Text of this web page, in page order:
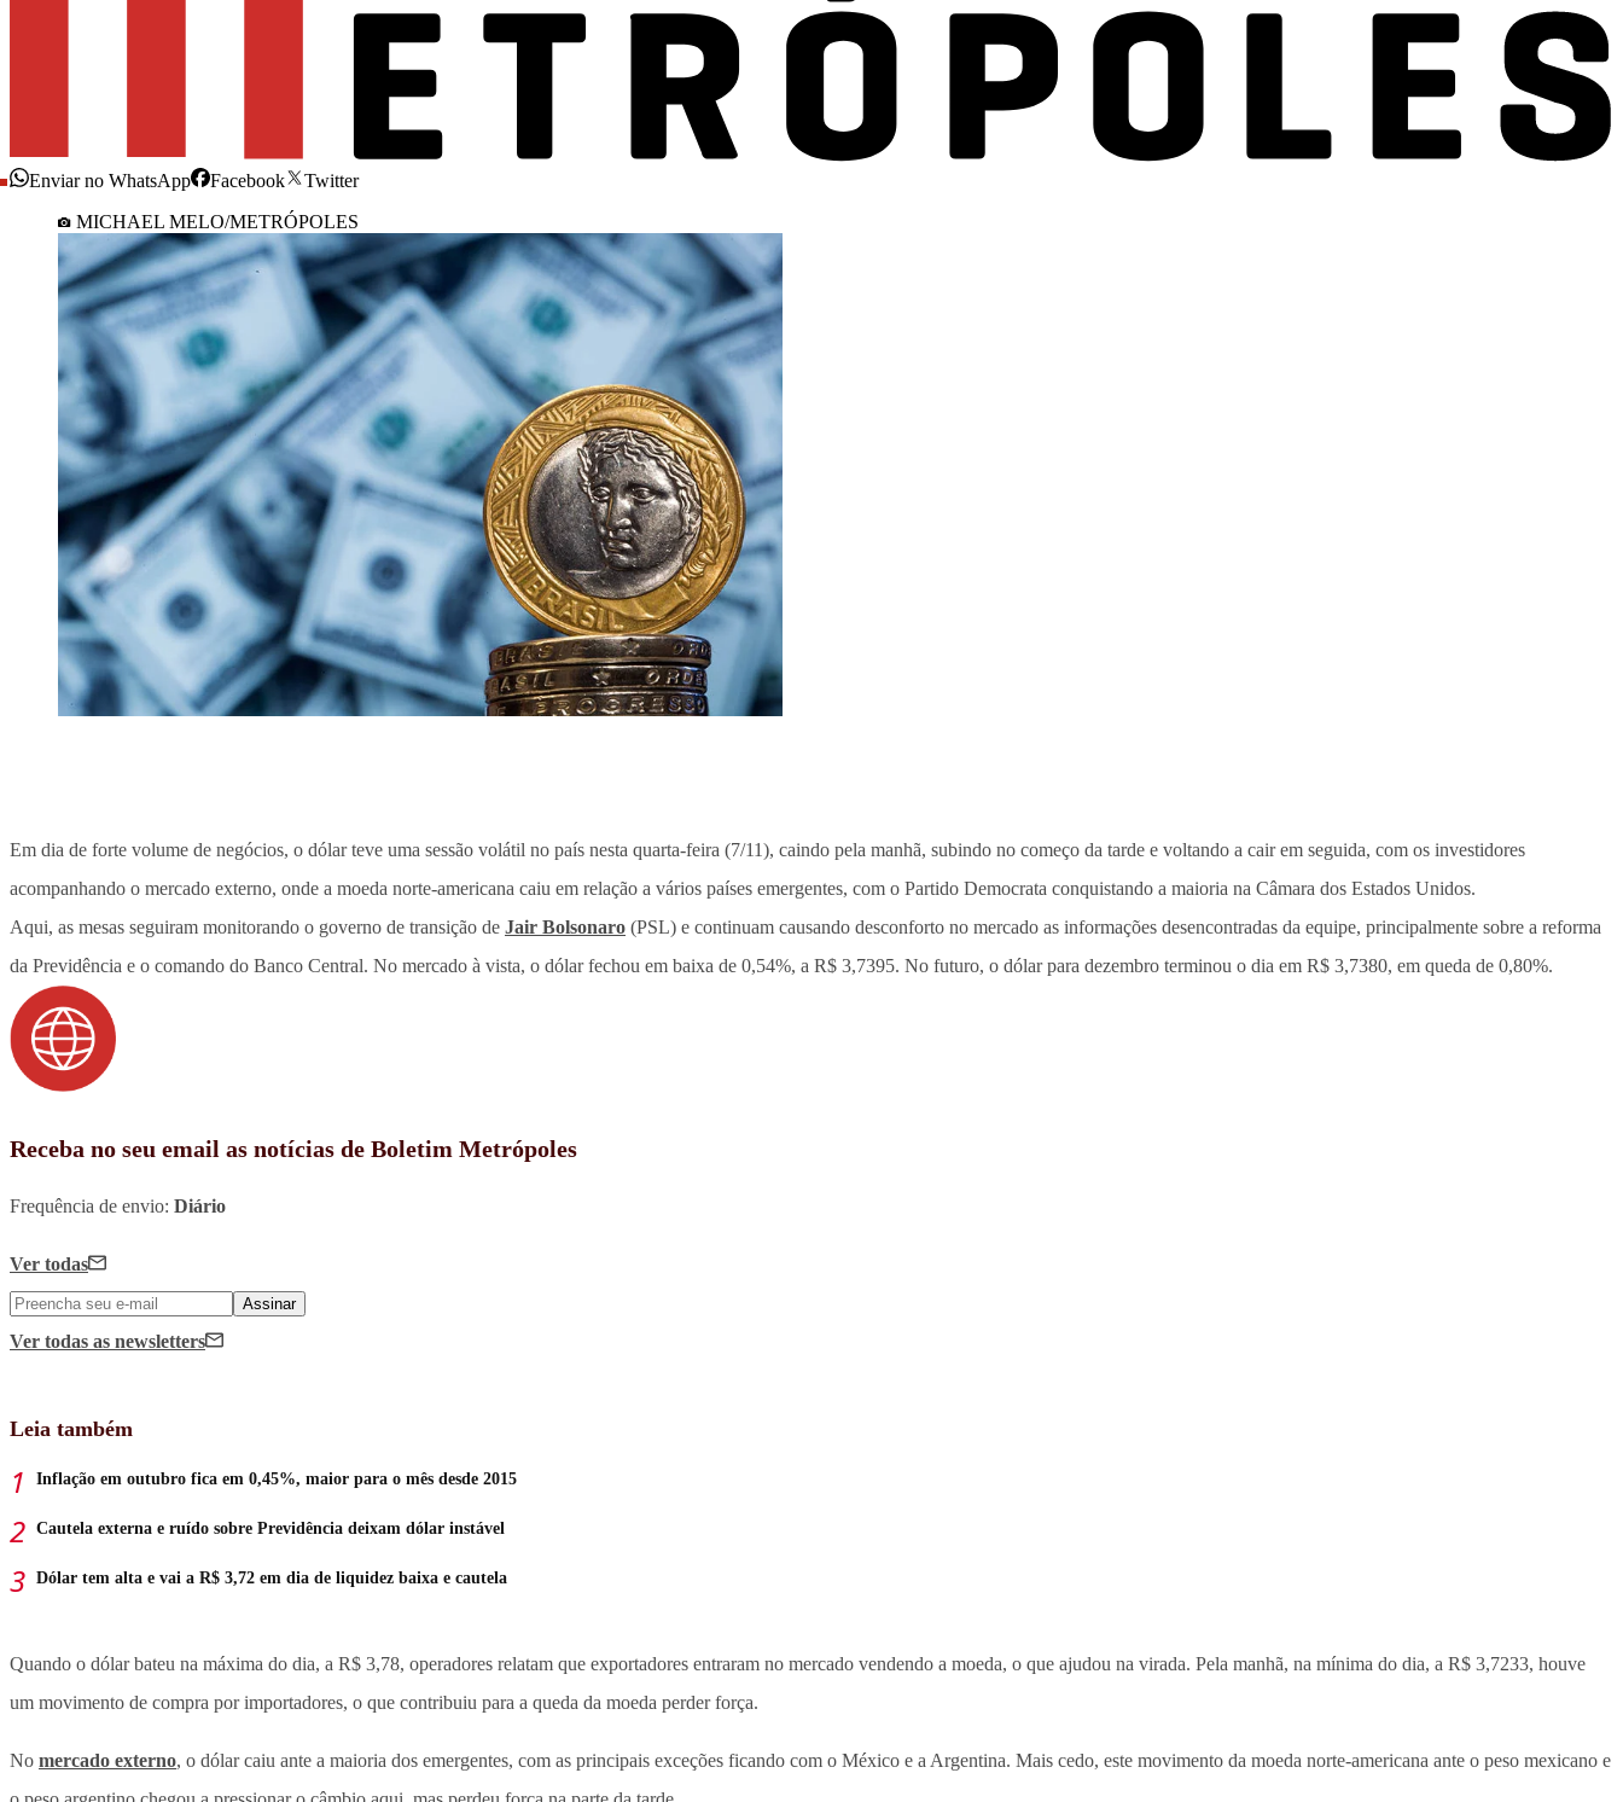
Enviar no WhatsApp Facebook
Twitter
MICHAEL MELO/METRÓPOLES
Em dia de forte volume de negócios, o dólar teve uma sessão volátil no país nesta quarta-feira (7/11), caindo pela manhã, subindo no começo da tarde e voltando a cair em seguida, com os investidores
acompanhando o mercado externo, onde a moeda norte-americana caiu em relação a vários países emergentes, com o Partido Democrata conquistando a maioria na Câmara dos Estados Unidos.
Aqui, as mesas seguiram monitorando o governo de transição de Jair Bolsonaro (PSL) e continuam causando desconforto no mercado as informações desencontradas da equipe, principalmente sobre a reforma
da Previdência e o comando do Banco Central. No mercado à vista, o dólar fechou em baixa de 0,54%, a R$ 3,7395. No futuro, o dólar para dezembro terminou o dia em R$ 3,7380, em queda de 0,80%.
Receba no seu email as notícias de Boletim Metrópoles
Frequência de envio: Diário
Ver todas
Assinar
Ver todas as newsletters
Leia também
Inflação em outubro fica em 0,45%, maior para o mês desde 2015
Cautela externa e ruído sobre Previdência deixam dólar instável
Dólar tem alta e vai a R$ 3,72 em dia de liquidez baixa e cautela
Quando o dólar bateu na máxima do dia, a R$ 3,78, operadores relatam que exportadores entraram no mercado vendendo a moeda, o que ajudou na virada. Pela manhã, na mínima do dia, a R$ 3,7233, houve
um movimento de compra por importadores, o que contribuiu para a queda da moeda perder força.
No mercado externo, o dólar caiu ante a maioria dos emergentes, com as principais exceções ficando com o México e a Argentina. Mais cedo, este movimento da moeda norte-americana ante o peso mexicano e